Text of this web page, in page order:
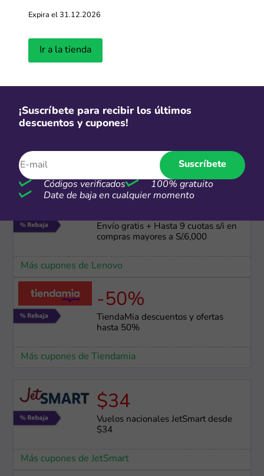
Envío gratis
Cuotas
Dívidelo Interbank: Hasta 36 cuotas
Más cupones de Hiraoka
Envío gratis + Hasta 9 cuotas s/i en
compras mayores a S/.6,000
Más cupones de Lenovo
-50%
TiendaMia descuentos y ofertas
hasta 50%
Más cupones de Tiendamia
$34
Vuelos nacionales JetSmart desde
$34
Más cupones de JetSmart
Expira el 31.12.2026
Ir a la tienda
¡Suscríbete para recibir los últimos
descuentos y cupones!
Suscríbete
Códigos verificados
100% gratuito
Date de baja en cualquier momento